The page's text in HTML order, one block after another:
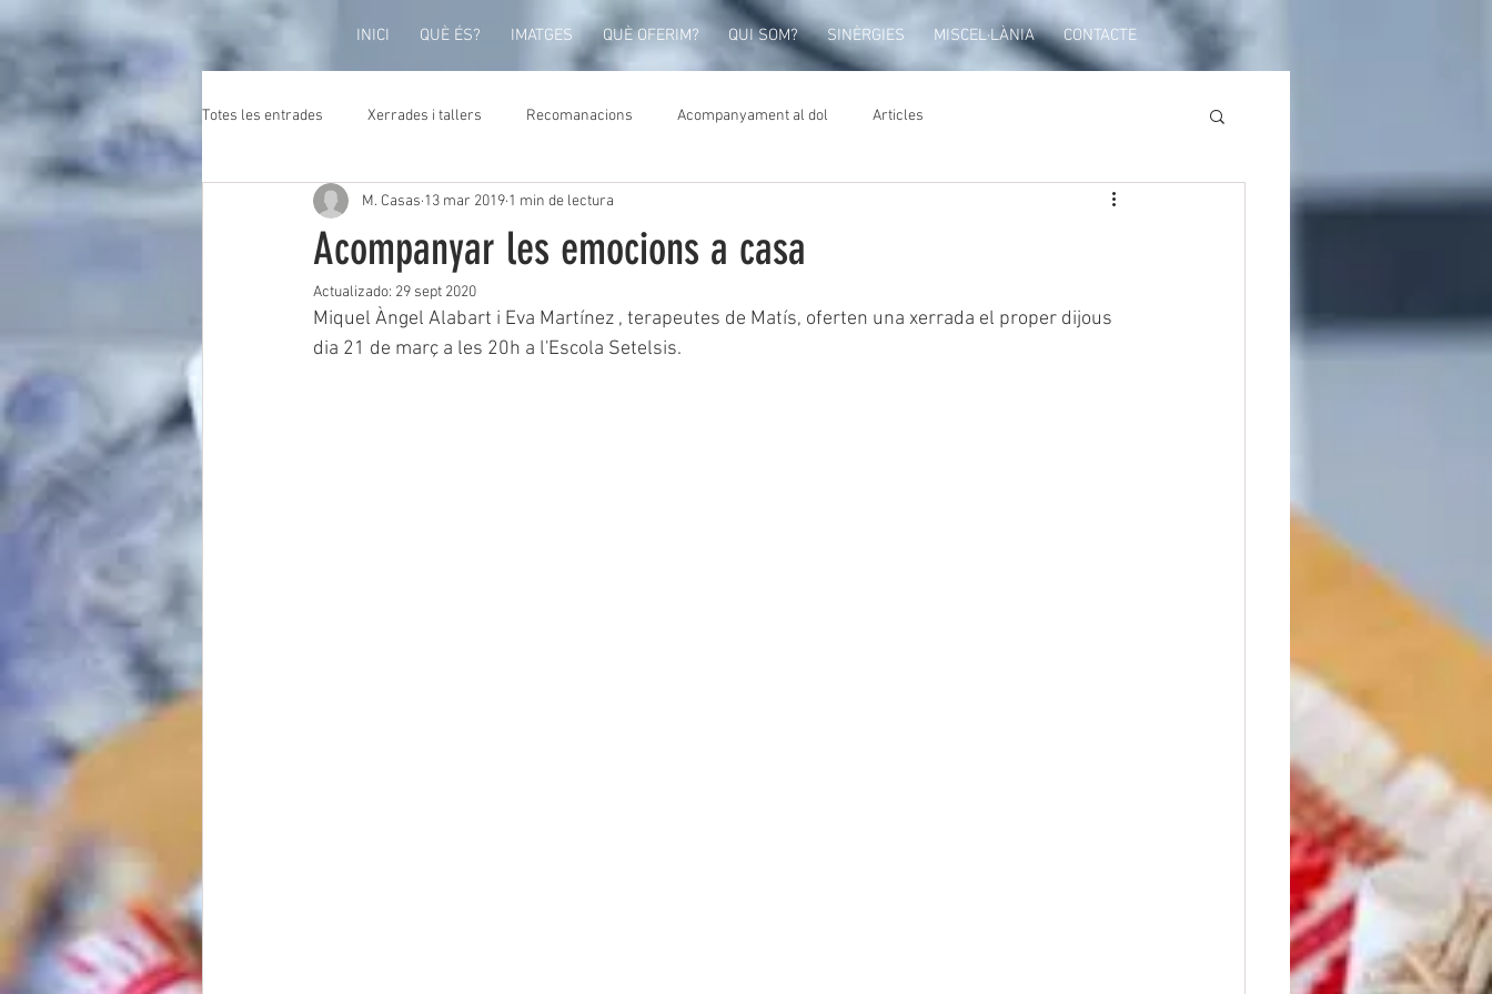
INICI QUÈ ÉS? IMATGES QUÈ OFERIM? QUI SOM? SINÈRGIES MISCEL·LÀNIA CONTACTE
Totes les entrades Xerrades i tallers Recomanacions Acompanyament al dol Articles
Acompanyar les emocions a casa
M. Casas 13 mar 2019 1 min de lectura
Actualizado: 29 sept 2020
Miquel Àngel Alabart i Eva Martínez , terapeutes de Matís, oferten una xerrada el proper dijous
dia 21 de març a les 20h a l'Escola Setelsis.